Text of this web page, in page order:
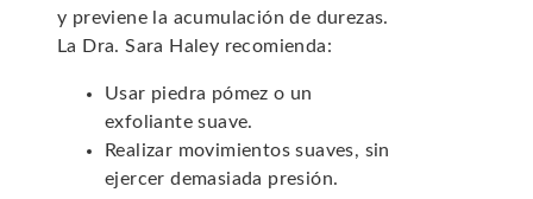
y previene la acumulación de durezas.
La Dra. Sara Haley recomienda:
Usar piedra pómez o un
exfoliante suave.
Realizar movimientos suaves, sin
ejercer demasiada presión.